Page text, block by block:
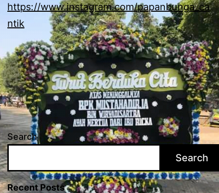
https://www.instagram.com/papanbunga_ca
ntik
Search
Search
Recent Posts